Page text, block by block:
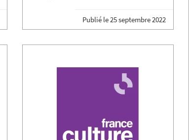
Publié le25 septembre 2022